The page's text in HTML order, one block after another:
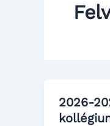
2026-